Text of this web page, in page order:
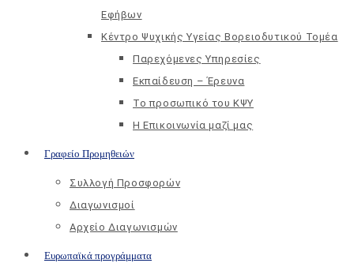
Εφήβων
Kέντρο Ψυχικής Υγείας Βορειοδυτικού Τομέα
Παρεχόμενες Υπηρεσίες
Εκπαίδευση – Έρευνα
Το προσωπικό του ΚΨΥ
Η Επικοινωνία μαζί μας
Γραφείο Προμηθειών
Συλλογή Προσφορών
Διαγωνισμοί
Αρχείο Διαγωνισμών
Ευρωπαϊκά προγράμματα